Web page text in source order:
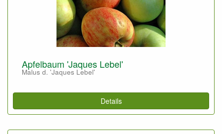
Apfelbaum 'Jaques Lebel'
Malus d. 'Jaques Lebel'
Details